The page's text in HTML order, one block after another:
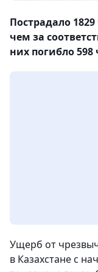
Пострадало
чем за
них погибло 598
Ущерб от
в Казахстане с